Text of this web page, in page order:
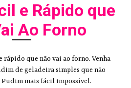
e Rápido que
Ao Forno
que não vai ao forno. Venha
de geladeira simples que não
Pudim mais fácil impossível.